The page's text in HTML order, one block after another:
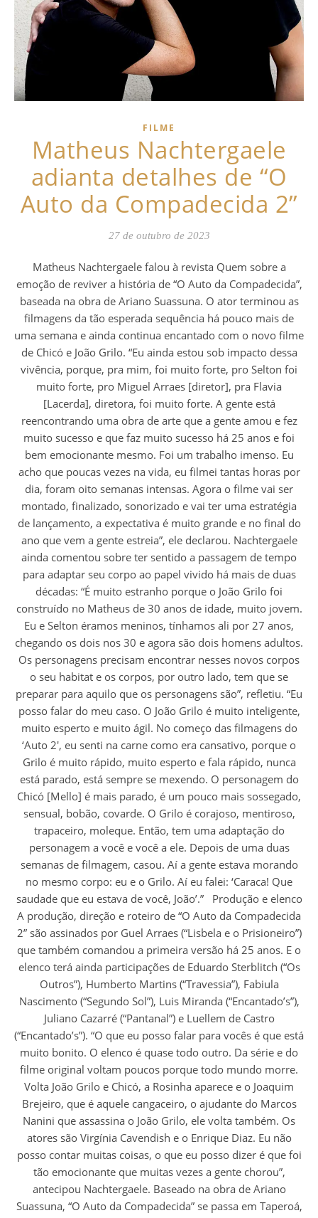
FILME
Matheus Nachtergaele
adianta detalhes de “O
Auto da Compadecida 2”
27 de outubro de 2023
Matheus Nachtergaele falou à revista Quem sobre a
emoção de reviver a história de “O Auto da Compadecida”,
baseada na obra de Ariano Suassuna. O ator terminou as
filmagens da tão esperada sequência há pouco mais de
uma semana e ainda continua encantado com o novo filme
de Chicó e João Grilo. “Eu ainda estou sob impacto dessa
vivência, porque, pra mim, foi muito forte, pro Selton foi
muito forte, pro Miguel Arraes [diretor], pra Flavia
[Lacerda], diretora, foi muito forte. A gente está
reencontrando uma obra de arte que a gente amou e fez
muito sucesso e que faz muito sucesso há 25 anos e foi
bem emocionante mesmo. Foi um trabalho imenso. Eu
acho que poucas vezes na vida, eu filmei tantas horas por
dia, foram oito semanas intensas. Agora o filme vai ser
montado, finalizado, sonorizado e vai ter uma estratégia
de lançamento, a expectativa é muito grande e no final do
ano que vem a gente estreia”, ele declarou. Nachtergaele
ainda comentou sobre ter sentido a passagem de tempo
para adaptar seu corpo ao papel vivido há mais de duas
décadas: “É muito estranho porque o João Grilo foi
construído no Matheus de 30 anos de idade, muito jovem.
Eu e Selton éramos meninos, tínhamos ali por 27 anos,
chegando os dois nos 30 e agora são dois homens adultos.
Os personagens precisam encontrar nesses novos corpos
o seu habitat e os corpos, por outro lado, tem que se
preparar para aquilo que os personagens são”, refletiu. “Eu
posso falar do meu caso. O João Grilo é muito inteligente,
muito esperto e muito ágil. No começo das filmagens do
‘Auto 2′, eu senti na carne como era cansativo, porque o
Grilo é muito rápido, muito esperto e fala rápido, nunca
está parado, está sempre se mexendo. O personagem do
Chicó [Mello] é mais parado, é um pouco mais sossegado,
sensual, bobão, covarde. O Grilo é corajoso, mentiroso,
trapaceiro, moleque. Então, tem uma adaptação do
personagem a você e você a ele. Depois de uma duas
semanas de filmagem, casou. Aí a gente estava morando
no mesmo corpo: eu e o Grilo. Aí eu falei: ‘Caraca! Que
saudade que eu estava de você, João’.” Produção e elenco
A produção, direção e roteiro de “O Auto da Compadecida
2” são assinados por Guel Arraes (“Lisbela e o Prisioneiro”)
que também comandou a primeira versão há 25 anos. E o
elenco terá ainda participações de Eduardo Sterblitch (“Os
Outros”), Humberto Martins (“Travessia”), Fabiula
Nascimento (“Segundo Sol”), Luis Miranda (“Encantado’s”),
Juliano Cazarré (“Pantanal”) e Luellem de Castro
(“Encantado’s”). “O que eu posso falar para vocês é que está
muito bonito. O elenco é quase todo outro. Da série e do
filme original voltam poucos porque todo mundo morre.
Volta João Grilo e Chicó, a Rosinha aparece e o Joaquim
Brejeiro, que é aquele cangaceiro, o ajudante do Marcos
Nanini que assassina o João Grilo, ele volta também. Os
atores são Virgínia Cavendish e o Enrique Diaz. Eu não
posso contar muitas coisas, o que eu posso dizer é que foi
tão emocionante que muitas vezes a gente chorou”,
antecipou Nachtergaele. Baseado na obra de Ariano
Suassuna, “O Auto da Compadecida” se passa em Taperoá,